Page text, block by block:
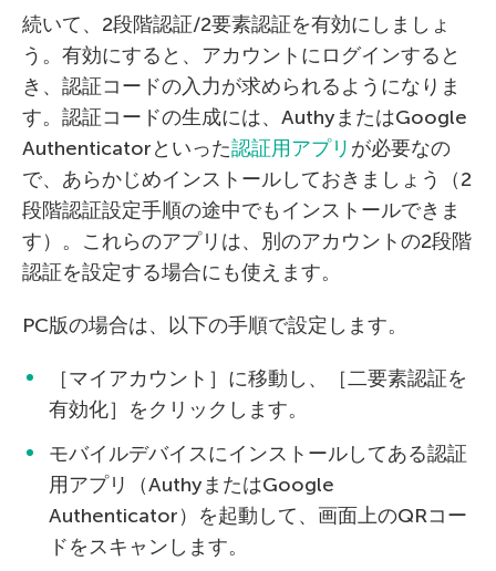
続いて、2段階認証/2要素認証を有効にしましょ
う。有効にすると、アカウントにログインすると
き、認証コードの入力が求められるようになりま
す。認証コードの生成には、AuthyまたはGoogle
Authenticatorといった認証用アプリ が必要なの
で、あらかじめインストールしておきましょう（2
段階認証設定手順の途中でもインストールできま
す）。これらのアプリは、別のアカウントの2段階
認証を設定する場合にも使えます。
PC版の場合は、以下の手順で設定します。
［マイアカウント］に移動し、［二要素認証を
有効化］をクリックします。
モバイルデバイスにインストールしてある認証
用アプリ（AuthyまたはGoogle
Authenticator）を起動して、画面上のQRコー
ドをスキャンします。